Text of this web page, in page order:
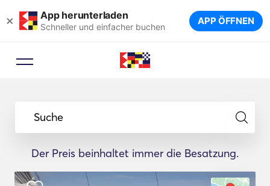
× App herunterladen
Schneller und einfacher buchen APP ÖFFNEN
Suche
Der Preis beinhaltet immer die Besatzung.